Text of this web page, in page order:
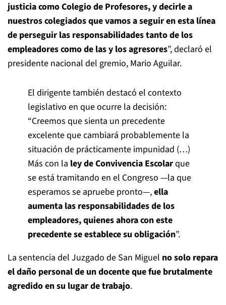
justicia como Colegio de Profesores, y decirle a
nuestros colegiados que vamos a seguir en esta línea
de perseguir las responsabilidades tanto de los
empleadores como de las y los agresores”, declaró el
presidente nacional del gremio, Mario Aguilar.
El dirigente también destacó el contexto
legislativo en que ocurre la decisión:
“Creemos que sienta un precedente
excelente que cambiará probablemente la
situación de prácticamente impunidad (…)
Más con la ley de Convivencia Escolarque
se está tramitando en el Congreso —la que
esperamos se apruebe pronto—,ella
aumenta las responsabilidades de los
empleadores, quienes ahora con este
precedente se establece su obligación”.
La sentencia del Juzgado de San Miguel no solo repara
el daño personal de un docente que fue brutalmente
agredido en su lugar de trabajo.